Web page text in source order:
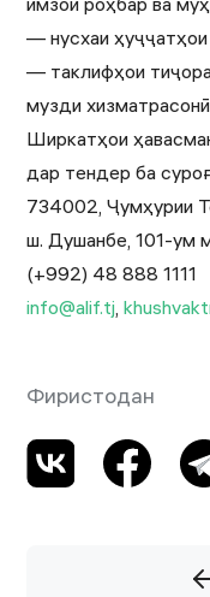
— нусхаи
— таклифҳои
музди
Ширкатҳои
дар тендер ба
734002, Ҷумҳурии
ш. Душанбе, 101-ум
(+992) 48 888 1111
info@alif.tj,
Фиристодан